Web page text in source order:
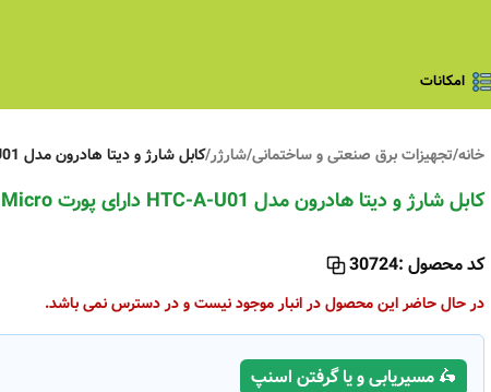
امکانات
خانه/تجهیزات برق صنعتی و ساختمانی/شارژر/کابل شارژ و دیتا هادرون مدل HTC-A-U01 دارای پورت USB Micro
کابل شارژ و دیتا هادرون مدل HTC-A-U01 دارای پورت USB Micro
کد محصول :30724
در حال حاضر این محصول در انبار موجود نیست و در دسترس نمی باشد.
🛵 مسیریابی و یا گرفتن اسنپ